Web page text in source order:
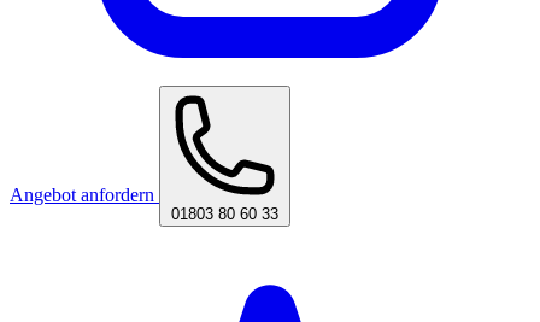
Angebot anfordern
01803 80 60 33